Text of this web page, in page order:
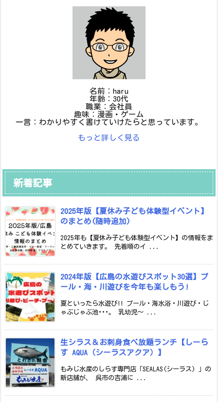
名前：haru
年齢：30代
職業：会社員
趣味：漫画・ゲーム
一言：わかりやすく書けていけたらと思っています。
もっと詳しく見る
新着記事
2025年版【夏休み子ども体験型イベント】
のまとめ(随時追加)
2025年も【夏休み子ども体験型イベント】の情報をま
とめていきます。 先着順のイ ...
2024年版【広島の水遊びスポット30選】プ
ール・海・川遊びを今年も楽しもう!
夏といったら水遊び!! プール・海水浴・川遊び・じ
ゃぶじゃぶ池･･･。 乳幼児～ ...
生シラス＆お刺身食べ放題ランチ【しーら
す AQUA（シーラスアクア）】
もみじ水産のしらす専門店「SEALAS(シーラス) 」の
新店舗が、 呉市の吉浦に ...